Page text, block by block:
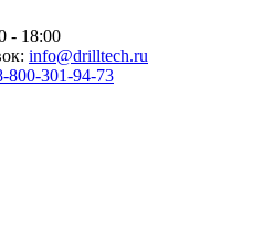
- 18:00
info@drilltech.ru
800-301-94-73